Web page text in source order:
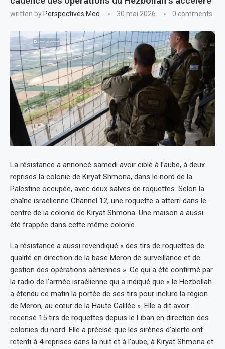
written by Perspectives Med 30 mai 2026 0 comments
La résistance a annoncé samedi avoir ciblé à l’aube, à deux
reprises la colonie de Kiryat Shmona, dans le nord de la
Palestine occupée, avec deux salves de roquettes. Selon la
chaîne israélienne Channel 12, une roquette a atterri dans le
centre de la colonie de Kiryat Shmona. Une maison a aussi
été frappée dans cette même colonie.
La résistance a aussi revendiqué « des tirs de roquettes de
qualité en direction de la base Meron de surveillance et de
gestion des opérations aériennes ». Ce qui a été confirmé par
la radio de l’armée israélienne qui a indiqué que « le Hezbollah
a étendu ce matin la portée de ses tirs pour inclure la région
de Meron, au cœur de la Haute Galilée ». Elle a dit avoir
recensé 15 tirs de roquettes depuis le Liban en direction des
colonies du nord. Elle a précisé que les sirènes d’alerte ont
retenti à 4 reprises dans la nuit et à l’aube, à Kiryat Shmona et